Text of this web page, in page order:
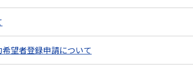
望者登録申請について